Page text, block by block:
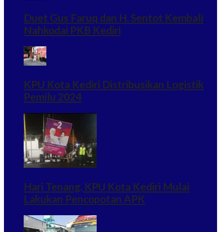
Duet Gus Faruq dan H. Sentot Kembali
Nahkodai PKB Kediri
KPU Kota Kediri Distribusikan Logistik
Pemilu 2024
Hari Tenang, KPU Kota Kediri Mulai
Lakukan Pencopotan APK